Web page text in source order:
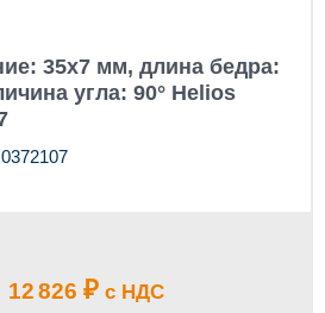
35x7 мм, длина бедра:
угла: 90° Helios
12 826 ₽ с НДС